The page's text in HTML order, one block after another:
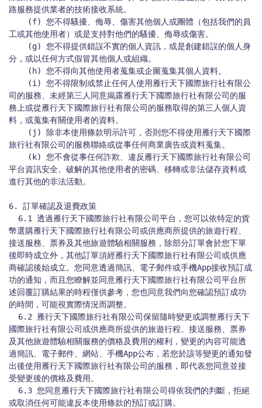
路服務提供業者的技術接收系統。
工或其他使用者）或是支持對他們的騷擾、侮辱或傷害。
分，或以任何方式假冒其他個人或組織。
司的服務、未經第三人同意揭露雁行天下國際旅行社有限公司的服
務上或從雁行天下國際旅行社有限公司的服務取得的第三人個人資
料，或蒐集有關使用者的資料。
旅行社有限公司的服務聯絡或從事任何商業廣告或資料蒐集。
平台資訊安全、破解的其他使用者的密碼、移轉或非法儲存資料或
進行其他的非法活動。
6. 訂單確認及退費政策
幣選購雁行天下國際旅行社有限公司或供應商所提供的旅遊行程、
接送服務、票券及其他旅遊體驗相關服務，除部分訂單會於您下單
後即時成立外，其他訂單須經雁行天下國際旅行社有限公司或供應
商確認後始成立。您同意透過簡訊、電子郵件或手機App接收預訂成
功的通知，而且您瞭解並同意雁行天下國際旅行社有限公司平台所
述回覆訂購結果的時程僅供參考，您也同意我們向您確認預訂成功
的時間，可能視實際情況而調整。
國際旅行社有限公司或供應商所提供的旅遊行程、接送服務、票券
及其他旅遊體驗相關服務的價格及費用的權利，變更的內容可能透
過簡訊、電子郵件、網站、手機App公布，若您於該等變更的通知發
出後使用雁行天下國際旅行社有限公司的服務，即代表您同意並接
受變更後的價格及費用。
或取消任何可能違反本使用條款的預訂或訂購。